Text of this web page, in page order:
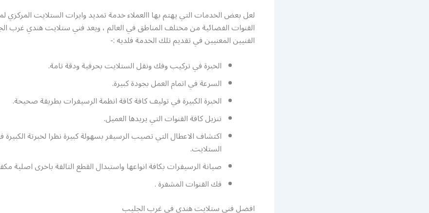
لعل بعض الخدمات التي يهتم بها االعملاء خدمة تمديد وايرات الستلايت
القنوات الفضائية من مختلف المناطق في العالم ، ويعد فني ستلايت هندي غرب
الفنيين المعنيين في تقديم تلك الخدمة فلديه :-
الخبرة في تركيب وفك ونقل الستلايت بحرفية ودقة تامة.
السرعة في اتمام العمل بجودة كبيرة.
الخبرة الكبيرة في توليف كافة كافة انظمة الرسيفرات بطريقة صحيحة.
تنزيل كافة القنوات التي يريدها العميل.
اكتشاف الاعطال التي تصيب الرسيفر بسهولة كبيرة نظرا لخبرتة
الستلايت.
صيانة الرسيفرات بكافة انواعها واستبدال القطع التالفة باخرى اصلية
فك القنوات المشفرة .
افضل فني ستلايت هندي في غرب الجليب